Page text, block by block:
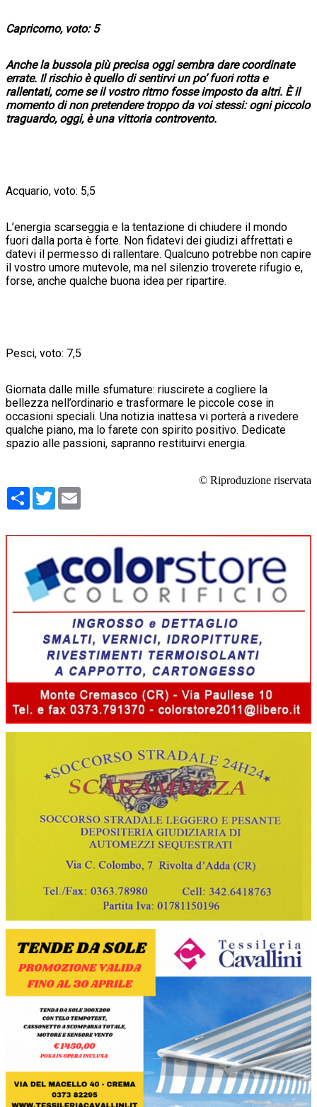
Capricorno, voto: 5
Anche la bussola più precisa oggi sembra dare coordinate
errate. Il rischio è quello di sentirvi un po’ fuori rotta e
rallentati, come se il vostro ritmo fosse imposto da altri. È il
momento di non pretendere troppo da voi stessi: ogni piccolo
traguardo, oggi, è una vittoria controvento.
Acquario, voto: 5,5
L’energia scarseggia e la tentazione di chiudere il mondo
fuori dalla porta è forte. Non fidatevi dei giudizi affrettati e
datevi il permesso di rallentare. Qualcuno potrebbe non capire
il vostro umore mutevole, ma nel silenzio troverete rifugio e,
forse, anche qualche buona idea per ripartire.
Pesci, voto: 7,5
Giornata dalle mille sfumature: riuscirete a cogliere la
bellezza nell’ordinario e trasformare le piccole cose in
occasioni speciali. Una notizia inattesa vi porterà a rivedere
qualche piano, ma lo farete con spirito positivo. Dedicate
spazio alle passioni, sapranno restituirvi energia.
© Riproduzione riservata
Condividi
Twitter